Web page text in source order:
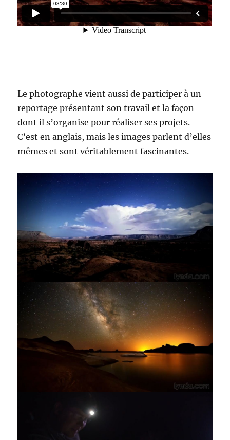
Le photographe vient aussi de participer à un
reportage présentant son travail et la façon
dont il s’organise pour réaliser ses projets.
C’est en anglais, mais les images parlent d’elles
mêmes et sont véritablement fascinantes.